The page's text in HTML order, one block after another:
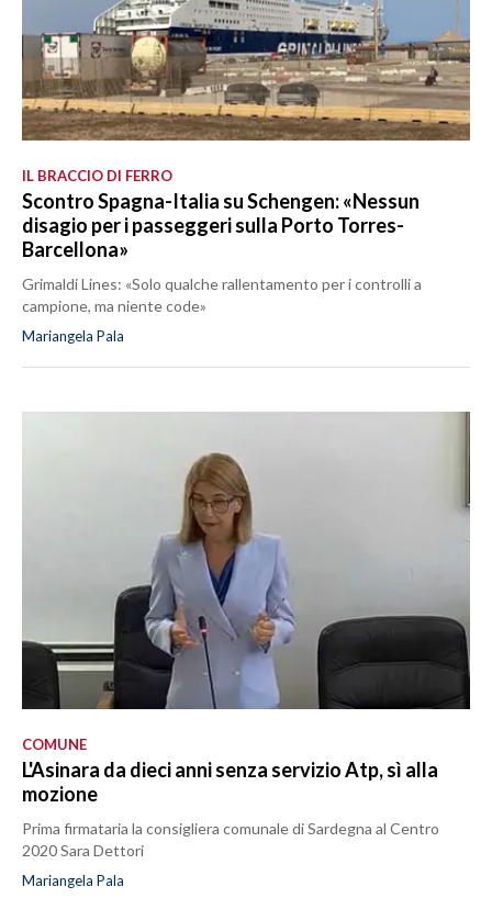
IL BRACCIO DI FERRO
Scontro Spagna-Italia su Schengen: «Nessun
disagio per i passeggeri sulla Porto Torres-
Barcellona»
Grimaldi Lines: «Solo qualche rallentamento per i controlli a
campione, ma niente code»
Mariangela Pala
COMUNE
L'Asinara da dieci anni senza servizio Atp, sì alla
mozione
Prima firmataria la consigliera comunale di Sardegna al Centro
2020 Sara Dettori
Mariangela Pala